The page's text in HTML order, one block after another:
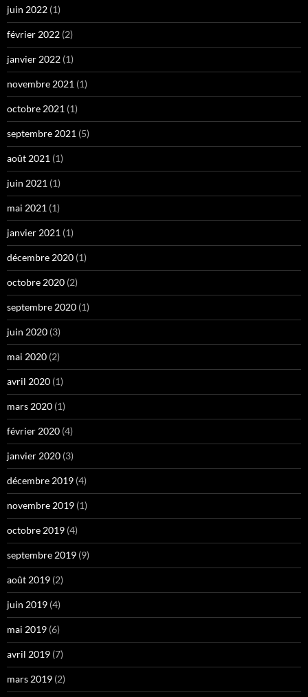
juin 2022 (1)
février 2022 (2)
janvier 2022 (1)
novembre 2021 (1)
octobre 2021 (1)
septembre 2021 (5)
août 2021 (1)
juin 2021 (1)
mai 2021 (1)
janvier 2021 (1)
décembre 2020 (1)
octobre 2020 (2)
septembre 2020 (1)
juin 2020 (3)
mai 2020 (2)
avril 2020 (1)
mars 2020 (1)
février 2020 (4)
janvier 2020 (3)
décembre 2019 (4)
novembre 2019 (1)
octobre 2019 (4)
septembre 2019 (9)
août 2019 (2)
juin 2019 (4)
mai 2019 (6)
avril 2019 (7)
mars 2019 (2)